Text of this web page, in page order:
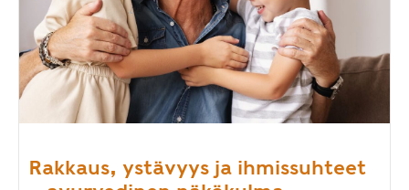
Rakkaus, ystävyys ja ihmissuhteet